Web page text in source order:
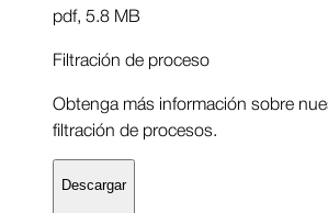
pdf, 5.8 MB
Filtración de proceso
Obtenga más información sobre
filtración de procesos.
Descargar